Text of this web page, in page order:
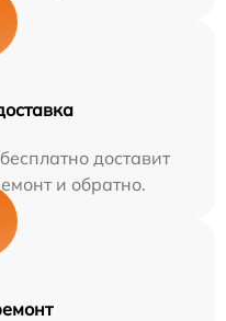
доставит
и обратно.